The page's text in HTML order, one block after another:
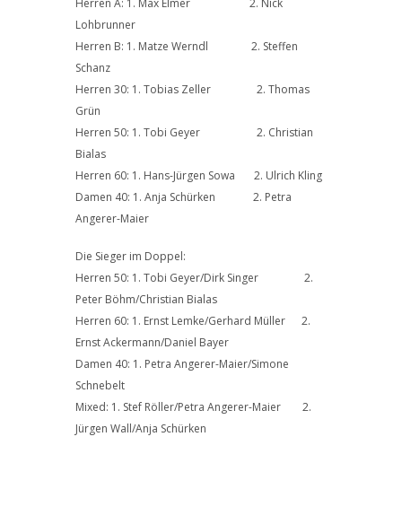
Herren A: 1. Max Elmer 2. Nick
Lohbrunner
Herren B: 1. Matze Werndl 2. Steffen
Schanz
Herren 30: 1. Tobias Zeller 2. Thomas
Grün
Herren 50: 1. Tobi Geyer 2. Christian
Bialas
Herren 60: 1. Hans-Jürgen Sowa 2. Ulrich Kling
Damen 40: 1. Anja Schürken 2. Petra
Angerer-Maier
Die Sieger im Doppel:
Herren 50: 1. Tobi Geyer/Dirk Singer 2.
Peter Böhm/Christian Bialas
Herren 60: 1. Ernst Lemke/Gerhard Müller 2.
Ernst Ackermann/Daniel Bayer
Damen 40: 1. Petra Angerer-Maier/Simone
Schnebelt
Mixed: 1. Stef Röller/Petra Angerer-Maier 2.
Jürgen Wall/Anja Schürken